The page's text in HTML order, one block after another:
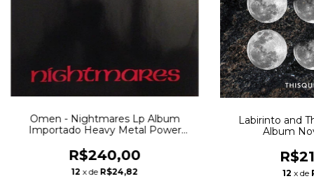
Omen - Nightmares Lp Album
Importado Heavy Metal Power
R$240,00
12 x de R$24,82
Labirinto and
Album
12 x de